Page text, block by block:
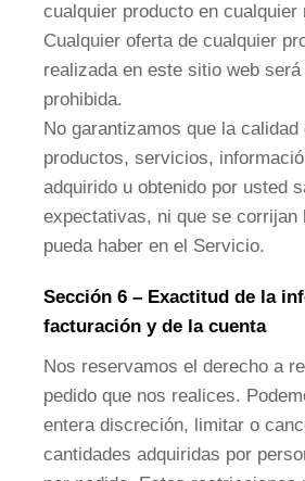
cualquier producto en cualquier
Cualquier oferta de cualquier
realizada en este sitio web
prohibida.
No garantizamos que la calidad
productos, servicios,
adquirido u obtenido por usted
expectativas, ni que se corrijan
pueda haber en el Servicio.
Sección 6 – Exactitud de la
facturación y de la cuenta
Nos reservamos el derecho a
pedido que nos realices.
entera discreción, limitar o
cantidades adquiridas por